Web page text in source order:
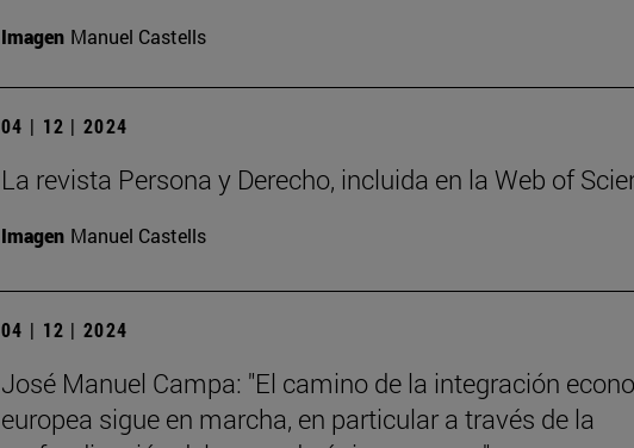
Imagen Manuel Castells
04 | 12 | 2024
La revista Persona y Derecho, incluida en la Web of
Imagen Manuel Castells
04 | 12 | 2024
José Manuel Campa: "El camino de la integración
europea sigue en marcha, en particular a través de la